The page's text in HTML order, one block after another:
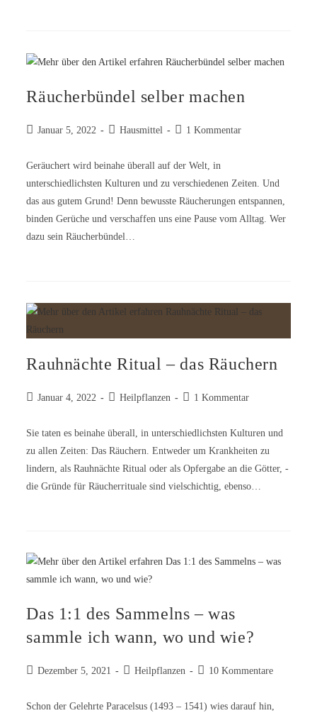
Räucherbündel selber machen
Januar 5, 2022 Hausmittel 1 Kommentar
Geräuchert wird beinahe überall auf der Welt, in
unterschiedlichsten Kulturen und zu verschiedenen Zeiten. Und
das aus gutem Grund! Denn bewusste Räucherungen entspannen,
binden Gerüche und verschaffen uns eine Pause vom Alltag. Wer
dazu sein Räucherbündel…
Rauhnächte Ritual – das Räuchern
Januar 4, 2022 Heilpflanzen 1 Kommentar
Sie taten es beinahe überall, in unterschiedlichsten Kulturen und
zu allen Zeiten: Das Räuchern. Entweder um Krankheiten zu
lindern, als Rauhnächte Ritual oder als Opfergabe an die Götter, -
die Gründe für Räucherrituale sind vielschichtig, ebenso…
Das 1:1 des Sammelns – was
sammle ich wann, wo und wie?
Dezember 5, 2021 Heilpflanzen 10 Kommentare
Schon der Gelehrte Paracelsus (1493 – 1541) wies darauf hin,